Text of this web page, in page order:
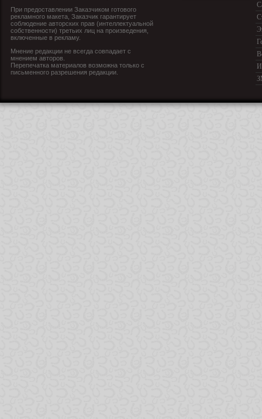
При предоставлении Заказчиком готового
рекламного макета, Заказчик гарантирует
соблюдение авторских прав (интеллектуальной
собственности) третьих лиц на произведения,
включенные в рекламу.
Мнение редакции не всегда совпадает с
мнением авторов.
Перепечатка материалов возможна только с
письменного разрешения редакции.